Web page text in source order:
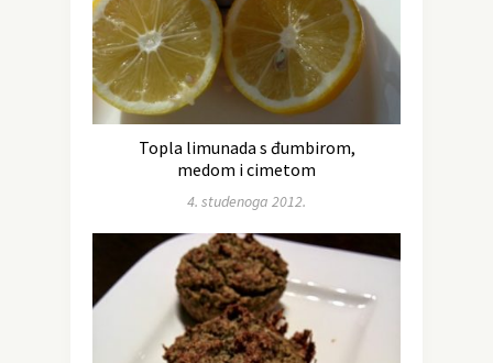
Topla limunada s đumbirom,
medom i cimetom
4. studenoga 2012.